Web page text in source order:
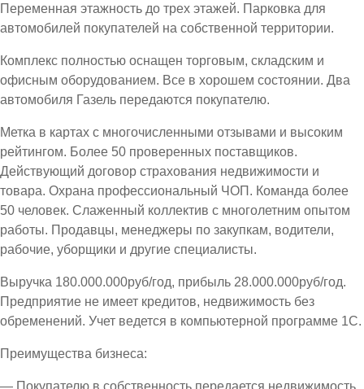
Переменная этажность до трех этажей. Парковка для
автомобилей покупателей на собственной территории.
Комплекс полностью оснащен торговым, складским и
офисным оборудованием. Все в хорошем состоянии. Два
автомобиля Газель передаются покупателю.
Метка в картах с многочисленными отзывами и высоким
рейтингом. Более 50 проверенных поставщиков.
Действующий договор страхования недвижимости и
товара. Охрана профессиональный ЧОП. Команда более
50 человек. Слаженный коллектив с многолетним опытом
работы. Продавцы, менеджеры по закупкам, водители,
рабочие, уборщики и другие специалисты.
Выручка 180.000.000руб/год, прибыль 28.000.000руб/год.
Предприятие не имеет кредитов, недвижимость без
обременений. Учет ведется в компьютерной программе 1С.
Преимущества бизнеса:
— Покупателю в собственность передается недвижимость